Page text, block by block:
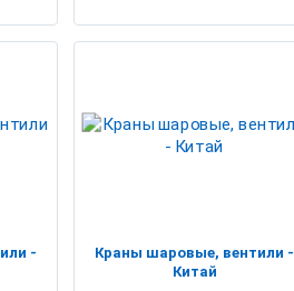
-
Краны шаровые, вентили -
Китай